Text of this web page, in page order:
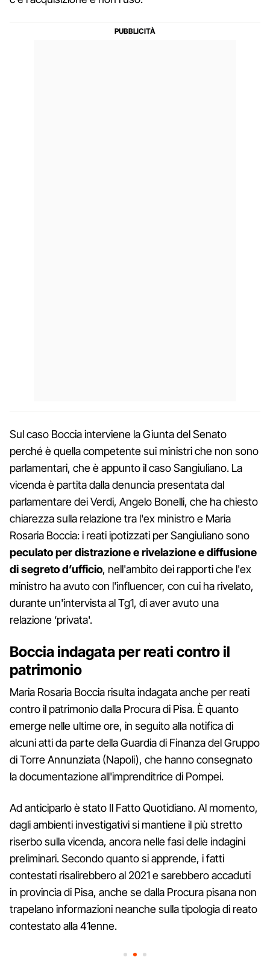
Sul caso Boccia interviene la Giunta del Senato
perché è quella competente sui ministri che non sono
parlamentari, che è appunto il caso Sangiuliano. La
vicenda è partita dalla denuncia presentata dal
parlamentare dei Verdi, Angelo Bonelli, che ha chiesto
chiarezza sulla relazione tra l'ex ministro e Maria
Rosaria Boccia: i reati ipotizzati per Sangiuliano sono
peculato per distrazione e rivelazione e diffusione
di segreto d’ufficio, nell'ambito dei rapporti che l'ex
ministro ha avuto con l'influencer, con cui ha rivelato,
durante un'intervista al Tg1, di aver avuto una
relazione ‘privata'.
Boccia indagata per reati contro il
patrimonio
Maria Rosaria Boccia risulta indagata anche per reati
contro il patrimonio dalla Procura di Pisa. È quanto
emerge nelle ultime ore, in seguito alla notifica di
alcuni atti da parte della Guardia di Finanza del Gruppo
di Torre Annunziata (Napoli), che hanno consegnato
la documentazione all'imprenditrice di Pompei.
Ad anticiparlo è stato Il Fatto Quotidiano. Al momento,
dagli ambienti investigativi si mantiene il più stretto
riserbo sulla vicenda, ancora nelle fasi delle indagini
preliminari. Secondo quanto si apprende, i fatti
contestati risalirebbero al 2021 e sarebbero accaduti
in provincia di Pisa, anche se dalla Procura pisana non
trapelano informazioni neanche sulla tipologia di reato
contestato alla 41enne.